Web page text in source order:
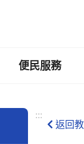
便民服務
:::
返回